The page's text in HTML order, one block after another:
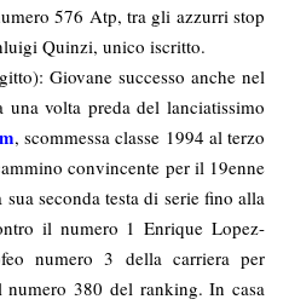
576 Atp, tra gli azzurri stop
Quinzi, unico iscritto.
Giovane successo anche nel
volta preda del lanciatissimo
, scommessa classe 1994 al terzo
convincente per il 19enne
seconda testa di serie fino alla
il numero 1 Enrique Lopez-
numero 3 della carriera per
numero 380 del ranking. In casa